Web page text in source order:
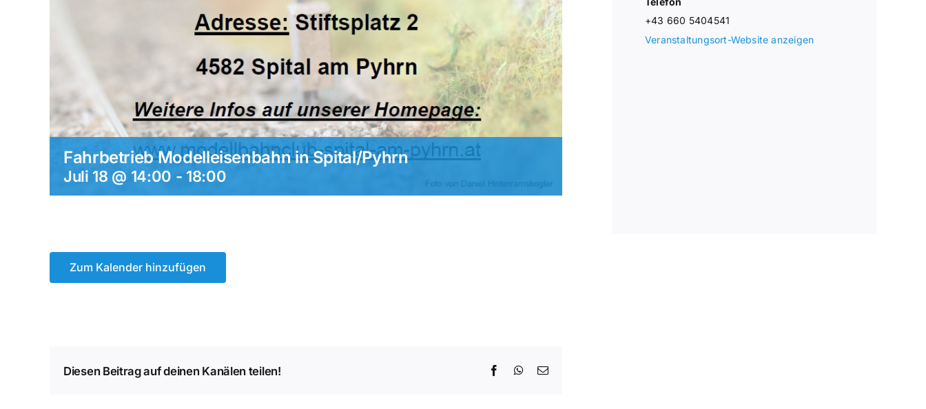
Fahrbetrieb Modelleisenbahn in Spital/Pyhrn
Juli 18 @ 14:00 - 18:00
Zum Kalender hinzufügen
Diesen Beitrag auf deinen Kanälen teilen! FacebookWhatsApp
E-
+43 660 5404541
Veranstaltungsort-Website anzeigen